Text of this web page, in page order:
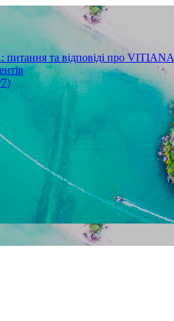
питання та відповіді про VITIANA